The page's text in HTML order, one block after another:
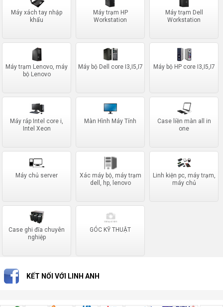
Máy xách tay nhập
khẩu
Máy trạm HP
Workstation
Máy trạm Dell
Workstation
Máy trạm Lenovo, máy
bộ Lenovo
Máy bộ Dell core I3,I5,I7 Máy bộ HP core I3,I5,I7
Máy ráp Intel core i,
Intel Xeon
Màn Hình Máy Tính
Case liền màn all in
one
Máy chủ server
Xác máy bộ, máy trạm
dell, hp, lenovo
Linh kiện pc, máy trạm,
máy chủ
Case ghi đĩa chuyên
nghiệp
GÓC KỸ THUẬT
KẾT NỐI VỚI LINH ANH